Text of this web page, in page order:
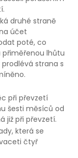
druhé straně
účet
poté, co
lhůtu
strana s
při převzetí
šesti měsíců od
již při převzetí.
která se
čtyř